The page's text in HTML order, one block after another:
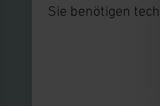
Sie benötigen